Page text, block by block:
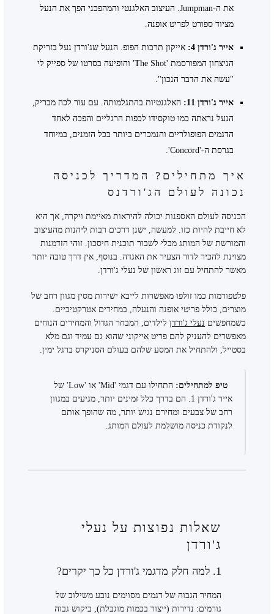
את ה-Jumpman. העיצוב האלגנטי והמהפכני הפך את הנעל
מציוד ספורט לפריט אופנה.
אייר ג'ורדן 4:
אייקון תרבות הפופ. הנעל שג'ורדן נעל בזריקת
הניצחון המפורסמת 'The Shot' והופיעה בסרטו של ספייק לי
"עשה את הדבר הנכון".
אייר ג'ורדן 11:
האלגנטיות בהתגלמותה. עם עור לכה מבריק,
הנעל נראתה כמו טוקסידו לכפות הרגליים והפכה לאחד
הדגמים הפופולריים והנמכרים ביותר בכל הזמנים, במיוחד
בגרסת ה-'Concord'.
איך מתחילים? המדריך לכניסה
נכונה לעולם הג'ורדנס
הכניסה לעולם האספנות יכולה להיראות מאיימת ויקרה, אך היא
לא חייבת להיות כזו. למעשה, ישנן דרכים רבות ליהנות מהעיצוב
והמורשת של המותג מבלי לשבור תוכנית חיסכון. זוהי הזדמנות
מצוינת להכיר לדור הצעיר את האגדה. בנוסף, אין דרך טובה יותר
מאשר להתחיל עם זוג ראשון של נעלי ג'ורדן.
פלטפורמות כמו זולפו מאפשרות לייבא ישירות מסין מגוון רחב של
מוצרים, כולל פריטי אופנה והנעלה, במחירים אטרקטיביים.
כשמחפשים נעלי ג'ורדן לילדים, המבחר הגדול והמחירים הנוחים
מאפשרים להעניק להם פריט אייקוני שהוא גם עמיד וגם מלא
בסטייל, ולהתחיל את המסע שלהם בעולם הסניקרס ברגל ימין.
טיפ למתחילים:
התחילו עם דגמי 'Mid' או 'Low' של
אייר ג'ורדן 1. הם בדרך כלל זמינים יותר, מגיעים במגוון
רחב של צבעים ומחירם נגיש יותר, מה שהופך אותם
לנקודת כניסה מושלמת לעולם המותג.
שאלות נפוצות על נעלי
ג'ורדן
1. למה חלק מדגמי ג'ורדן כל כך יקרים?
המחיר הגבוה של דגמים מסוימים נובע משילוב של
גורמים: נדירות (ייצור בכמות מוגבלת), ביקוש גבוה